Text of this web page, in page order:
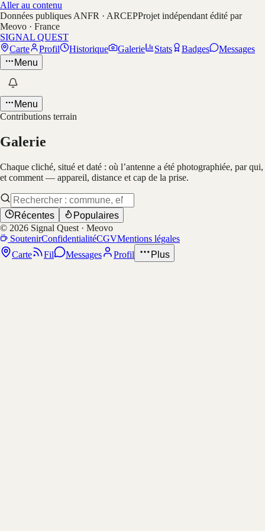
Aller au contenu
Données publiques ANFR · ARCEPProjet indépendant édité par
Meovo · France
SIGNAL QUEST
Carte
Profil Historique Galerie Stats Badges
Messages
Menu
Menu
Contributions terrain
Galerie
Chaque cliché, situé et daté : où l’antenne a été photographiée, par qui,
et comment — appareil, distance et cap de la prise.
Récentes
Populaires
© 2026 Signal Quest · Meovo
SoutenirConfidentialitéCGVMentions légales
Carte
Fil Messages Profil Plus